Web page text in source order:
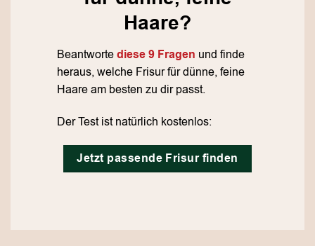
Haare?
Beantwortediese 9 Fragen und finde
heraus, welche Frisur für dünne, feine
Haare am besten zu dir passt.
Der Test ist natürlich kostenlos:
Jetzt passende Frisur finden